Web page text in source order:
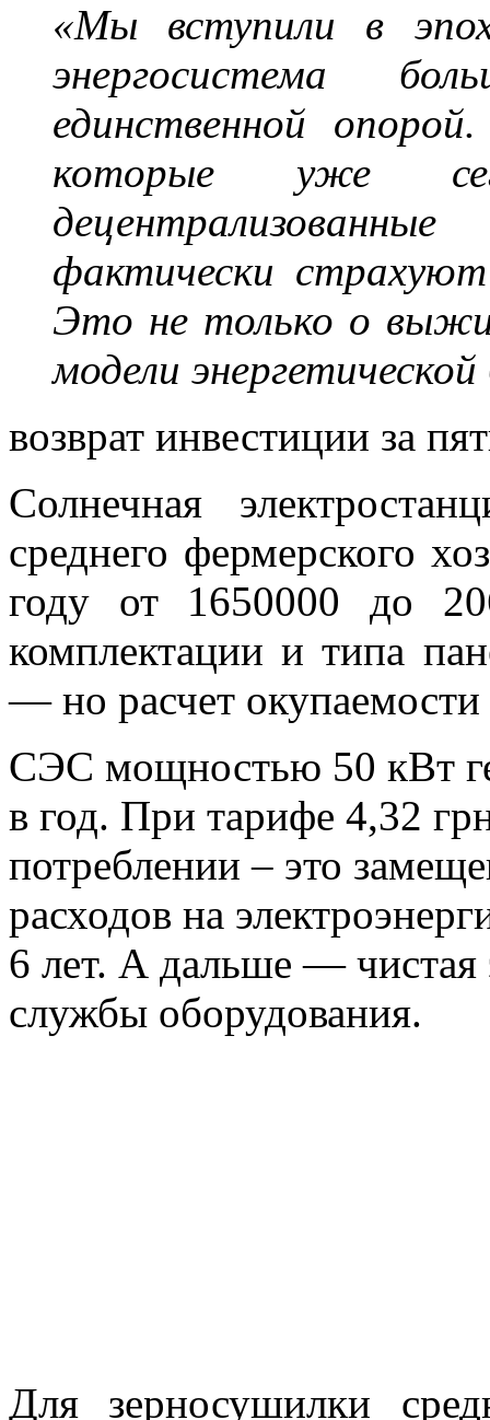
«Мы вступили в
энергосистема
единственной
которые уже
фактически
Это не только о
модели
возврат инвестиции за
Солнечная
среднего фермерского
году от 1650000 до
комплектации и типа
— но расчет окупаемости
СЭС мощностью 50 кВт
в год. При тарифе 4,32
потреблении – это
расходов на
6 лет. А дальше — чистая
службы оборудования.
Для зерносушилки